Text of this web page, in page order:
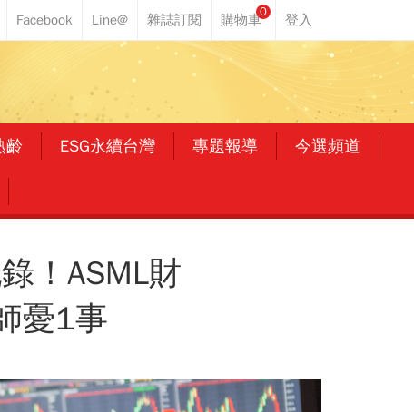
0
齡 ESG永續台灣 專題報導 今選頻道
！ASML財
憂1事